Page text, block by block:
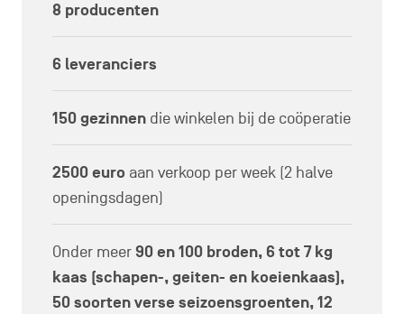
8 producenten
6 leveranciers
150 gezinnen die winkelen bij de coöperatie
2500 euro aan verkoop per week (2 halve
openingsdagen)
Onder meer90 en 100 broden, 6 tot 7 kg
kaas (schapen-, geiten- en koeienkaas),
50 soorten verse seizoensgroenten, 12